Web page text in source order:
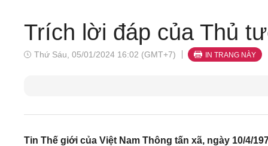
Trích lời đáp của Thủ
Thứ Sáu, 05/01/2024 16:02 (GMT+7) IN TRANG NÀY
Tin Thế giới của Việt Nam Thông tấn xã, ngày 10/4/